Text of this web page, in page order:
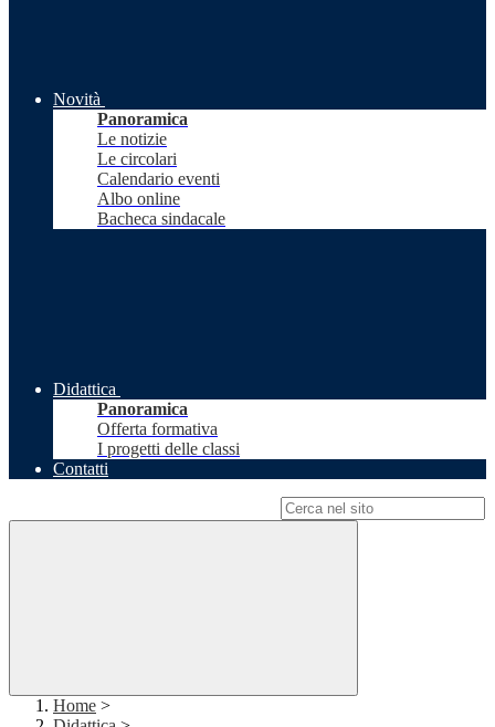
Novità
Panoramica
Le notizie
Le circolari
Calendario eventi
Albo online
Bacheca sindacale
Didattica
Panoramica
Offerta formativa
I progetti delle classi
Contatti
Home >